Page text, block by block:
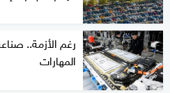
رغم الأزمة..
المهارات